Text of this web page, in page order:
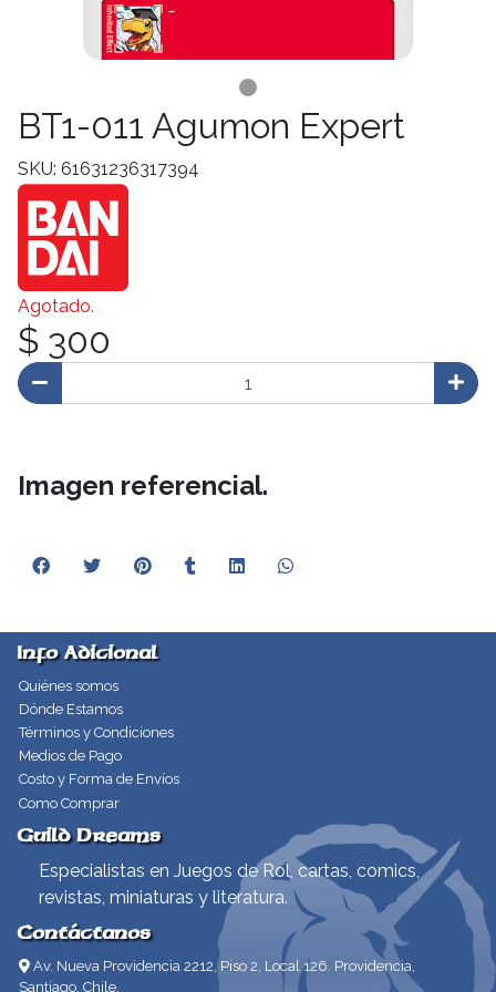
BT1-011 Agumon Expert
SKU: 61631236317394
Agotado.
$ 300
Imagen referencial.
Info Adicional
Quiénes somos
Dónde Estamos
Términos y Condiciones
Medios de Pago
Costo y Forma de Envíos
Como Comprar
Guild Dreams
Especialistas en Juegos de Rol, cartas, comics,
revistas, miniaturas y literatura.
Contáctanos
Av. Nueva Providencia 2212, Piso 2, Local 126. Providencia,
Santiago, Chile.